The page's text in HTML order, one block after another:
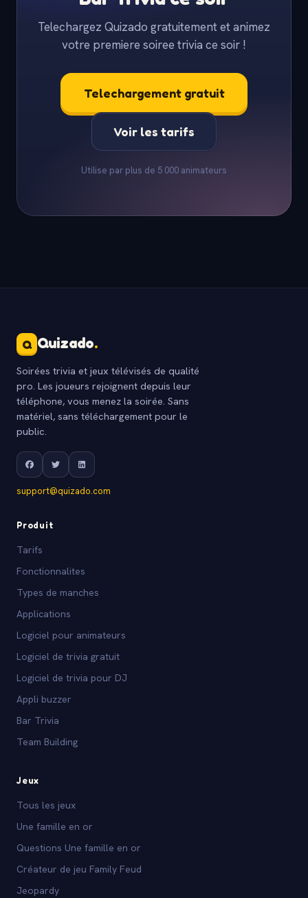
Telechargez Quizado gratuitement et animez
votre premiere soiree trivia ce soir !
Telechargement gratuit
Voir les tarifs
Utilise par plus de 5 000 animateurs
Q Quizado.
Soirées trivia et jeux télévisés de qualité
pro. Les joueurs rejoignent depuis leur
téléphone, vous menez la soirée. Sans
matériel, sans téléchargement pour le
public.
support@quizado.com
Produit
Tarifs
Fonctionnalites
Types de manches
Applications
Logiciel pour animateurs
Logiciel de trivia gratuit
Logiciel de trivia pour DJ
Appli buzzer
Bar Trivia
Team Building
Jeux
Tous les jeux
Une famille en or
Questions Une famille en or
Créateur de jeu Family Feud
Jeopardy